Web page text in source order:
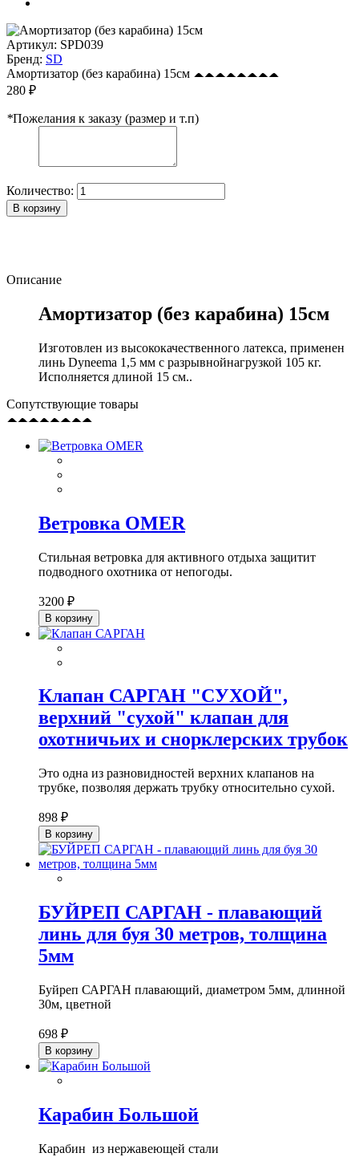
Артикул: SPD039
Бренд: SD
Амортизатор (без карабина) 15см
280 ₽
*Пожелания к заказу (размер и т.п)
Количество:
В корзину
Описание
Амортизатор (без карабина) 15см
Изготовлен из высококачественного латексa, применен
линь Dyneema 1,5 мм с разрывнойнагрузкой 105 кг.
Исполняется длиной 15 см..
Сопутствующие товары
Ветровка OMER
Стильная ветровка для активного отдыха защитит
подводного охотника от непогоды.
3200 ₽
В корзину
Клапан САРГАН "СУХОЙ",
верхний "сухой" клапан для
охотничьих и снорклерских трубок
Это одна из разновидностей верхних клапанов на
трубке, позволяя держать трубку относительно сухой.
898 ₽
В корзину
БУЙРЕП САРГАН - плавающий
линь для буя 30 метров, толщина
5мм
Буйреп САРГАН плавающий, диаметром 5мм, длинной
30м, цветной
698 ₽
В корзину
Карабин Большой
Карабин из нержавеющей стали